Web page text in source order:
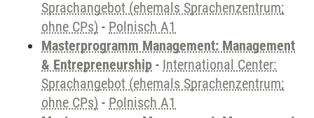
Sprachangebot (ehemals Sprachenzentrum;
ohne CPs) - Polnisch A1
Masterprogramm Management: Management
& Entrepreneurship - International Center:
Sprachangebot (ehemals Sprachenzentrum;
ohne CPs) - Polnisch A1